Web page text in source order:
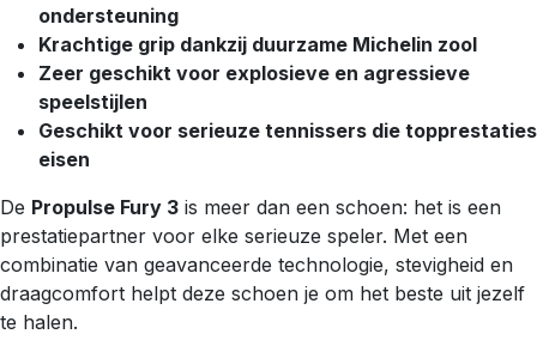
ondersteuning
Krachtige grip dankzij duurzame Michelin zool
Zeer geschikt voor explosieve en agressieve
speelstijlen
Geschikt voor serieuze tennissers die topprestaties
eisen
De Propulse Fury 3 is meer dan een schoen: het is een
prestatiepartner voor elke serieuze speler. Met een
combinatie van geavanceerde technologie, stevigheid en
draagcomfort helpt deze schoen je om het beste uit jezelf
te halen.